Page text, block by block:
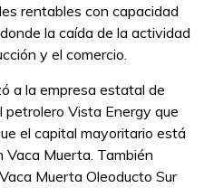
rentables con capacidad
la caída de la actividad
y el comercio.
a la empresa estatal de
petrolero Vista Energy que
el capital mayoritario está
Vaca Muerta. También
Muerta Oleoducto Sur